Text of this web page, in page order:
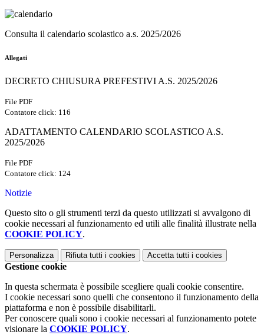
Consulta il calendario scolastico a.s. 2025/2026
Allegati
DECRETO CHIUSURA PREFESTIVI A.S. 2025/2026
File PDF
Contatore click: 116
ADATTAMENTO CALENDARIO SCOLASTICO A.S.
2025/2026
File PDF
Contatore click: 124
Notizie
Questo sito o gli strumenti terzi da questo utilizzati si avvalgono di
cookie necessari al funzionamento ed utili alle finalità illustrate nella
COOKIE POLICY.
Personalizza Rifiuta tutti i cookies Accetta tutti i cookies
Gestione cookie
In questa schermata è possibile scegliere quali cookie consentire.
I cookie necessari sono quelli che consentono il funzionamento della
piattaforma e non è possibile disabilitarli.
Per conoscere quali sono i cookie necessari al funzionamento potete
visionare la COOKIE POLICY.